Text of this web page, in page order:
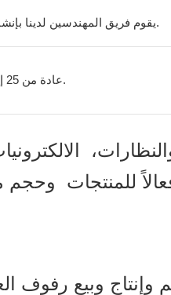
يقوم فريق المهندسين لدينا بإنشاء موافقتك.
عادة من 25 إلى 30 يومًا.
وإنتاج وبيع رفوف